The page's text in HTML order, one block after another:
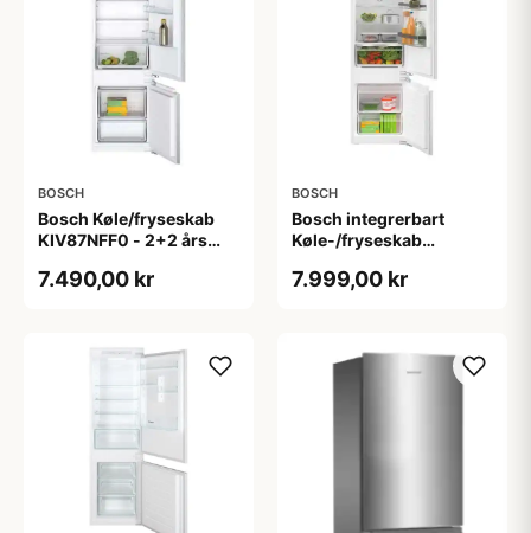
BOSCH
Bosch Køle/fryseskab
KIV87NFF0 - 2+2 års
7.490,00 kr
BOSCH
Bosch integrerbart
Køle-/fryseskab
garanti
7.999,00 kr